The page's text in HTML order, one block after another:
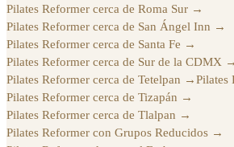
Pilates Reformer cerca de Roma Sur →
Pilates Reformer cerca de San Ángel Inn →
Pilates Reformer cerca de Santa Fe →
Pilates Reformer cerca de Sur de la CDMX →
Pilates Reformer cerca de Tetelpan →Pilates
Pilates Reformer cerca de Tizapán →
Pilates Reformer cerca de Tlalpan →
Pilates Reformer con Grupos Reducidos →